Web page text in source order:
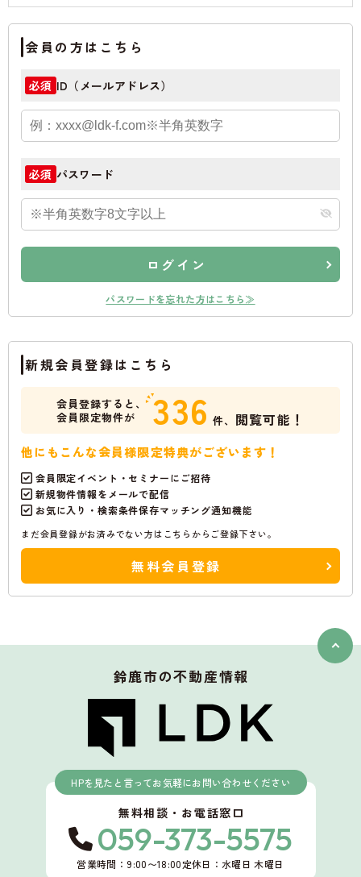
会員の方はこちら
必須 ID（メールアドレス）
必須 パスワード
ログイン
パスワードを忘れた方はこちら≫
新規会員登録はこちら
会員登録すると、
会員限定物件が
336 件、 閲覧可能！
他にもこんな会員様限定特典がございます！
会員限定イベント・セミナーにご招待
新規物件情報をメールで配信
お気に入り・検索条件保存マッチング通知機能
まだ会員登録がお済みでない方はこちらからご登録下さい。
無料会員登録
鈴鹿市の不動産情報
HPを見たと言ってお気軽にお問い合わせください
無料相談・お電話窓口
059-373-5575
営業時間：9:00〜18:00定休日：水曜日 木曜日